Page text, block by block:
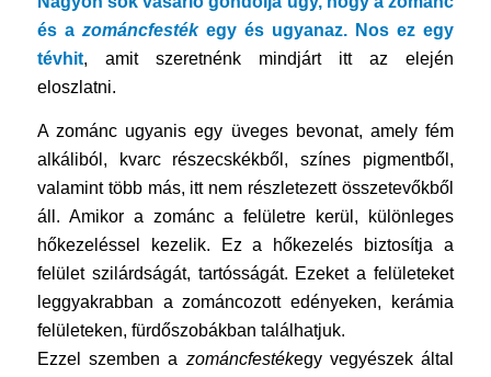
és a zománcfestékegy és ugyanaz. Nos ez egy
tévhit, amit szeretnénk mindjárt itt az elején
eloszlatni.
A zománc ugyanis egy üveges bevonat, amely fém
alkáliból, kvarc részecskékből, színes pigmentből,
valamint több más, itt nem részletezett összetevőkből
áll. Amikor a zománc a felületre kerül, különleges
hőkezeléssel kezelik. Ez a hőkezelés biztosítja a
felület szilárdságát, tartósságát. Ezeket a felületeket
leggyakrabban a zománcozott edényeken, kerámia
felületeken, fürdőszobákban találhatjuk.
Ezzel szemben a zománcfestékegy vegyészek által